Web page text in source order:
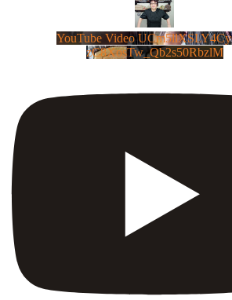
YouTube Video
zC8XosTw_Qb2s50RbzlM